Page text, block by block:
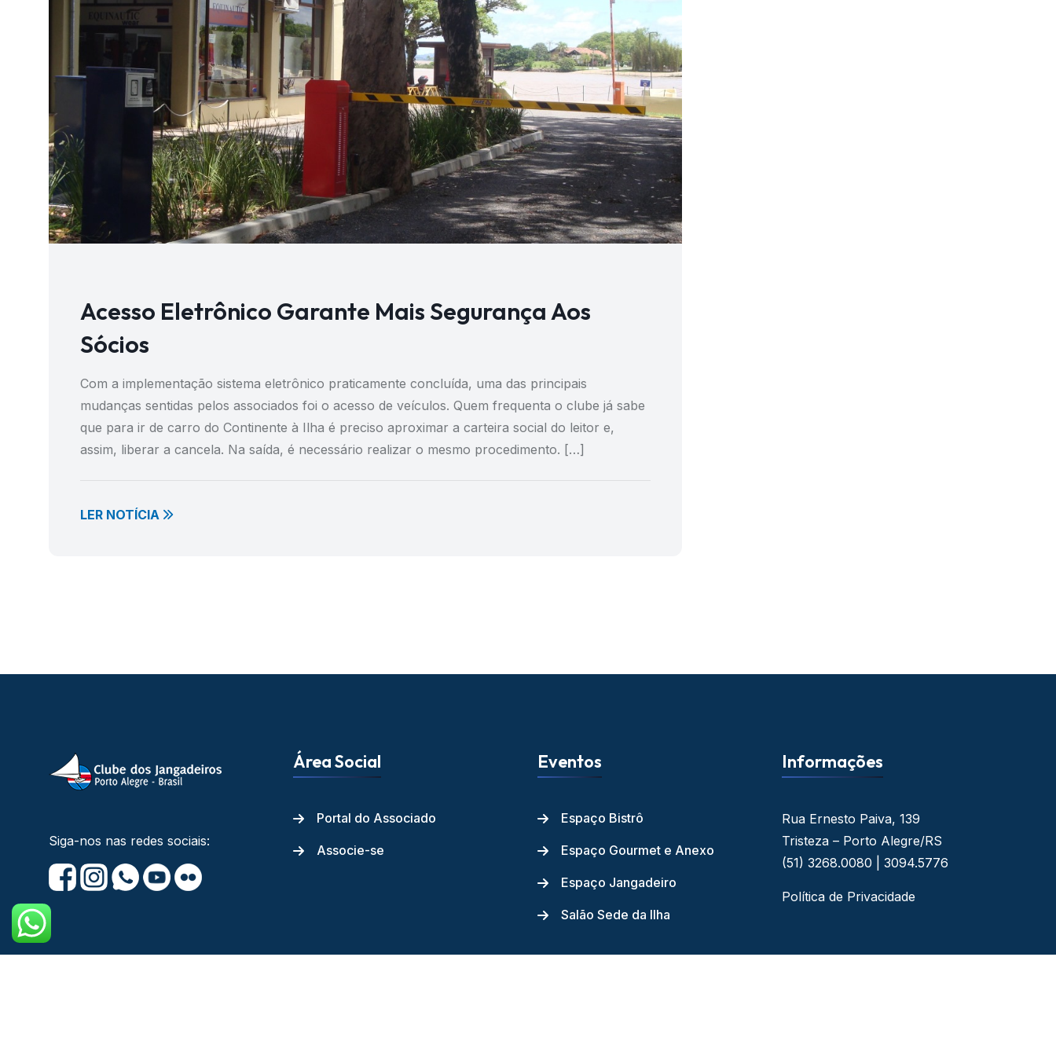
Acesso Eletrônico Garante Mais Segurança Aos
Sócios
Com a implementação sistema eletrônico praticamente concluída, uma das principais
mudanças sentidas pelos associados foi o acesso de veículos. Quem frequenta o clube já sabe
que para ir de carro do Continente à Ilha é preciso aproximar a carteira social do leitor e,
assim, liberar a cancela. Na saída, é necessário realizar o mesmo procedimento. […]
LER NOTÍCIA
Siga-nos nas redes sociais:
Área Social
Portal do Associado
Associe-se
Eventos
Espaço Bistrô
Espaço Gourmet e Anexo
Espaço Jangadeiro
Salão Sede da Ilha
Informações
Rua Ernesto Paiva, 139
Tristeza – Porto Alegre/RS
(51) 3268.0080 | 3094.5776
Política de Privacidade